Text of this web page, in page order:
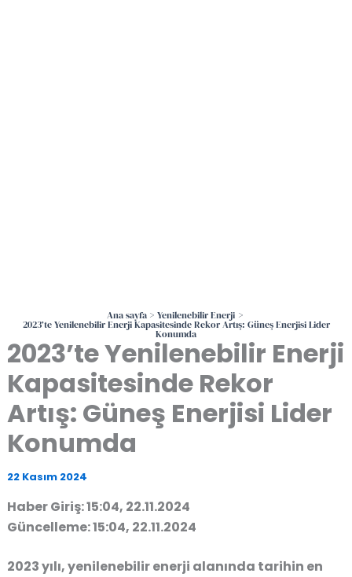
Ana sayfa Yenilenebilir Enerji
2023’te Yenilenebilir Enerji Kapasitesinde Rekor Artış: Güneş Enerjisi Lider
Konumda
2023’te Yenilenebilir Enerji
Kapasitesinde Rekor
Artış: Güneş Enerjisi Lider
Konumda
22 Kasım 2024
Haber Giriş: 15:04, 22.11.2024
Güncelleme: 15:04, 22.11.2024
2023 yılı, yenilenebilir enerji alanında tarihin en